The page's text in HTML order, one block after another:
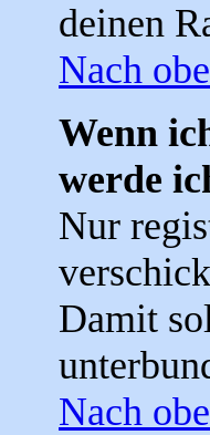
deinen
Nach
Wenn
werde
Nur
Damit
Nach